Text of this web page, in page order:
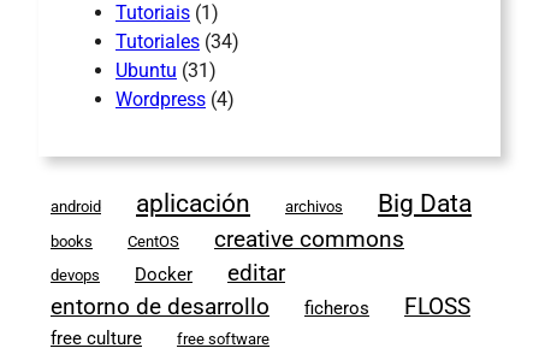
Tutoriais (1)
Tutoriales (34)
Ubuntu (31)
Wordpress (4)
android aplicación archivos Big Data
books CentOS creative commons
devops Docker
editar
entorno de desarrollo
ficheros FLOSS
free culture free software